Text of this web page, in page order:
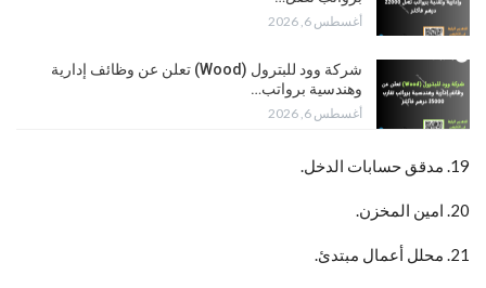
أغسطس 6, 2026
شركة وود للبترول (Wood) تعلن عن وظائف إدارية
وهندسية برواتب…
أغسطس 6, 2026
19. مدقق حسابات الدخل.
20. امين المخزن.
21. محلل أعمال مبتدئ.